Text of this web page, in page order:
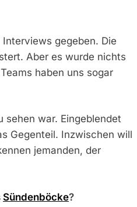
gegeben. Die
Aber es wurde nichts
haben uns sogar
sehen war. Eingeblendet
Gegenteil. Inzwischen will
jemanden, der
Sündenböcke?